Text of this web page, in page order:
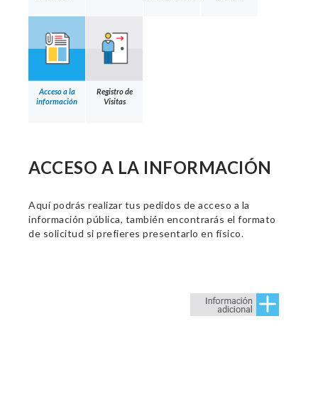
Acceso a la
información
Registro de
Visitas
ACCESO A LA INFORMACIÓN
Aquí podrás realizar tus pedidos de acceso a la
información pública, también encontrarás el formato
de solicitud si prefieres presentarlo en físico.